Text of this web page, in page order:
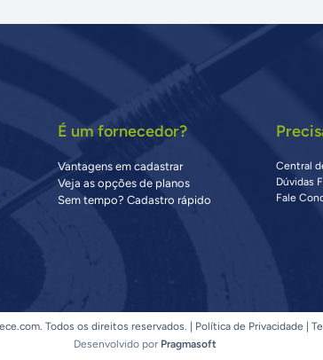
É um fornecedor?
Vantagens em cadastrar
Veja as opções de planos
Sem tempo? Cadastro rápido
Central
Dúvidas
Fale
Todos os direitos reservados. | Política de Privacidade
Desenvolvido por Pragmasoft